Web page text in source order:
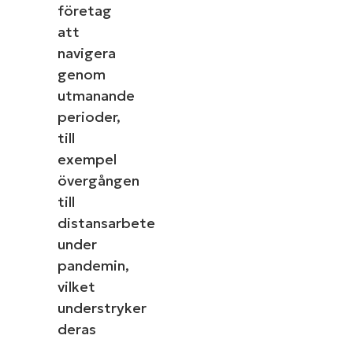
företag
att
navigera
genom
utmanande
perioder,
till
exempel
övergången
till
distansarbete
under
pandemin,
vilket
understryker
deras